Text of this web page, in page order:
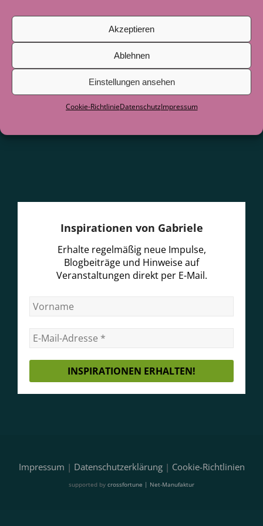
Akzeptieren
Ablehnen
Einstellungen ansehen
Cookie-RichtlinieDatenschutzImpressum
Juni 2026
Als der See zum Lehrer wurde29. Juni
Inspirationen von Gabriele
Erhalte regelmäßig neue Impulse,
Blogbeiträge und Hinweise auf
Veranstaltungen direkt per E-Mail.
Impressum | Datenschutzerklärung| Cookie-Richtlinien
supported by crossfortune | Net-Manufaktur